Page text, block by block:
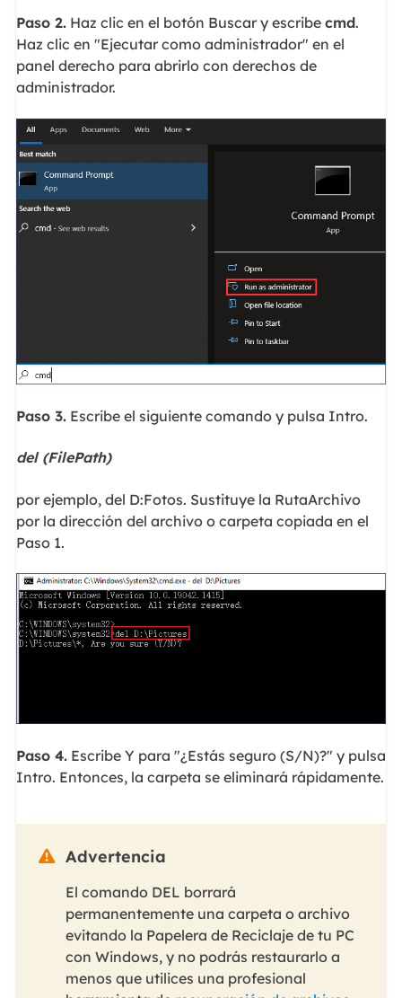
Paso 2.Haz clic en el botón Buscar y escribe cmd.
Haz clic en "Ejecutar como administrador" en el
panel derecho para abrirlo con derechos de
administrador.
Paso 3.Escribe el siguiente comando y pulsa Intro.
del (FilePath)
por ejemplo, del D:Fotos. Sustituye la RutaArchivo
por la dirección del archivo o carpeta copiada en el
Paso 1.
Paso 4.Escribe Y para "¿Estás seguro (S/N)?" y pulsa
Intro. Entonces, la carpeta se eliminará rápidamente.
 Advertencia
El comando DEL borrará
permanentemente una carpeta o archivo
evitando la Papelera de Reciclaje de tu PC
con Windows, y no podrás restaurarlo a
menos que utilices una profesional